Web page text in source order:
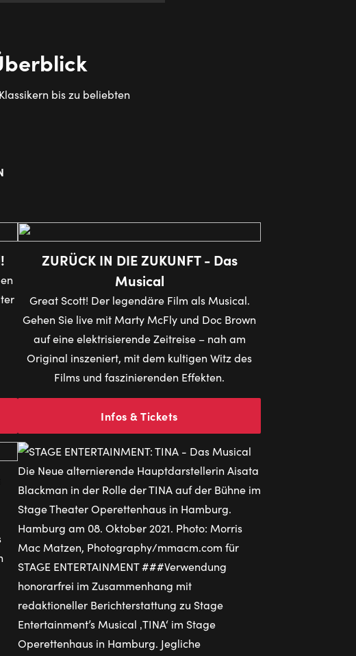
bis zu beliebten
ZURÜCK IN DIE ZUKUNFT - Das
Musical
Great Scott! Der legendäre Film als Musical.
Gehen Sie live mit Marty McFly und Doc Brown
auf eine elektrisierende Zeitreise – nah am
Original inszeniert, mit dem kultigen Witz des
Films und faszinierenden Effekten.
Infos & Tickets